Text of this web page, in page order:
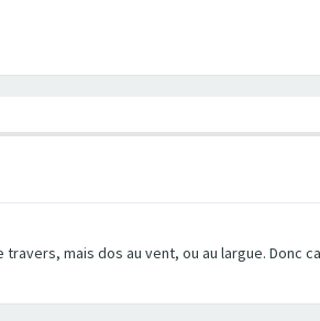
mais dos au vent, ou au largue. Donc